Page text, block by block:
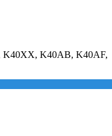
K40XX, K40AB, K40AF,